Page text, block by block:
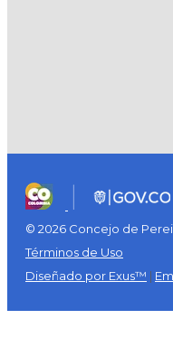
© 2026 Concejo de
Términos de Uso
Diseñado por Exus™ |